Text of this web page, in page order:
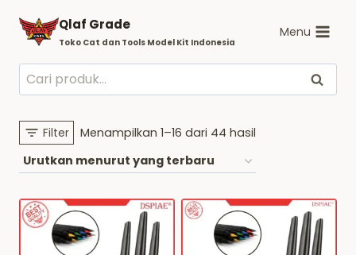
content
Qlaf Grade
Toko Cat dan Tools Model Kit Indonesia
Menu
Pencarian
untuk:
Cari
Filter Menampilkan 1–16 dari 44 hasil
terbaru